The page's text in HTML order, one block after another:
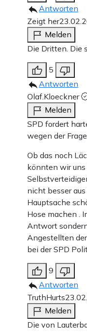
Antworten
Zeigt her
Melden
Die Dritten. Die
5
Antworten
Olaf.Kloeckner
Melden
SPD fordert
wegen der
Ob das noch
könnten wir
nicht besser aus
Hauptsache
Hose machen .
Antwort
Angestellten
bei der SPD
9
Antworten
TruthHurts
Melden
Die von